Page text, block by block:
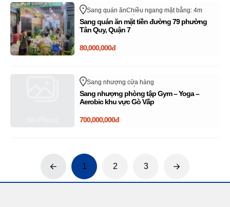
Sang quán ănChiều ngang mặt bằng: 4m
Đường 79 Quận 7 Hồ Chí Minh
Sang quán ăn mặt tiền đường 79 phường
Tân Quy, Quận 7
80,000,000đ
Sang nhượng cửa hàng
Chiều ngang mặt bằng: 12mPhan Văn Trị
Quận Gò VấpHồ Chí Minh
Sang nhượng phòng tập Gym – Yoga –
Aerobic khu vực Gò Vấp
700,000,000đ
1 2 3